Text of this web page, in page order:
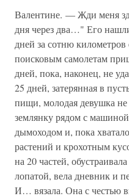
Валентине. — Жди меня
дня через два…" Его
дней за сотню
поисковым самолетам
дней, пока, наконец, не
25 дней, затерянная в
пищи, молодая девушка
землянку рядом с
дымоходом и, пока
растений и крохотным
на 20 частей,
лопатой, вела дневник и
И… вязала. Она с честью